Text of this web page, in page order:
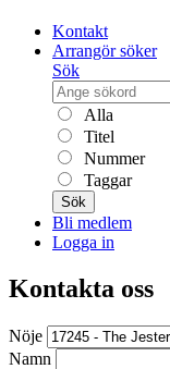
Kontakt
Arrangör söker
Sök
Alla
Titel
Nummer
Taggar
Sök
Bli medlem
Logga in
Kontakta oss
Nöje
Namn